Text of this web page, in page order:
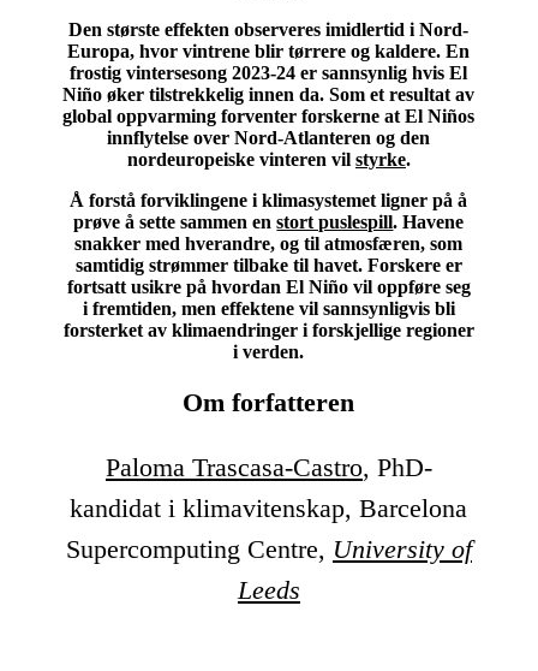
Den største effekten observeres imidlertid i Nord-
Europa, hvor vintrene blir tørrere og kaldere. En
frostig vintersesong 2023-24 er sannsynlig hvis El
Niño øker tilstrekkelig innen da. Som et resultat av
global oppvarming forventer forskerne at El Niños
innflytelse over Nord-Atlanteren og den
nordeuropeiske vinteren vil styrke.
Å forstå forviklingene i klimasystemet ligner på å
prøve å sette sammen enstort puslespill. Havene
snakker med hverandre, og til atmosfæren, som
samtidig strømmer tilbake til havet. Forskere er
fortsatt usikre på hvordan El Niño vil oppføre seg
i fremtiden, men effektene vil sannsynligvis bli
forsterket av klimaendringer i forskjellige regioner
i verden.
Om forfatteren
Paloma Trascasa-Castro, PhD-
kandidat i klimavitenskap, Barcelona
Supercomputing Centre, University of
Leeds